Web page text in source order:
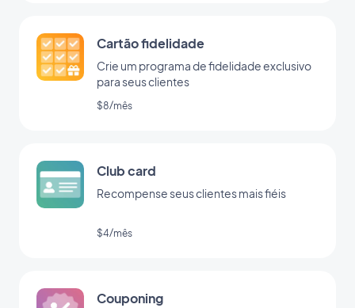
Cartão fidelidade
Crie um programa de fidelidade exclusivo
para seus clientes
$8/mês
Club card
Recompense seus clientes mais fiéis
$4/mês
Couponing